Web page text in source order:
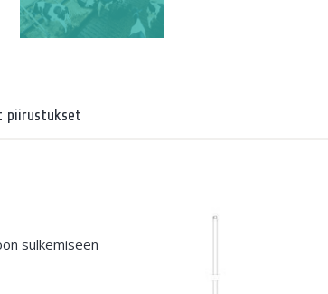
piirustukset
sulkemiseen